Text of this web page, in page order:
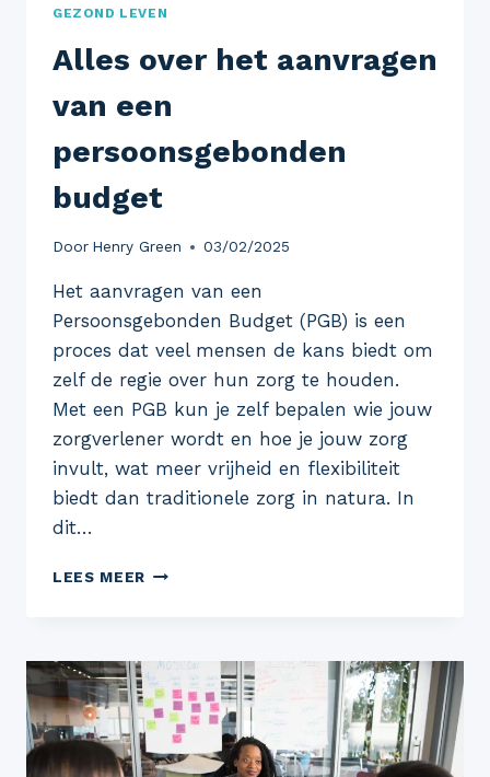
GEZOND LEVEN
Alles over het aanvragen
van een
persoonsgebonden
budget
Door Henry Green 03/02/2025
Het aanvragen van een
Persoonsgebonden Budget (PGB) is een
proces dat veel mensen de kans biedt om
zelf de regie over hun zorg te houden.
Met een PGB kun je zelf bepalen wie jouw
zorgverlener wordt en hoe je jouw zorg
invult, wat meer vrijheid en flexibiliteit
biedt dan traditionele zorg in natura. In
dit…
LEES MEER ALLES
VAN
EEN
PERSOONSGEBONDEN
BUDGET